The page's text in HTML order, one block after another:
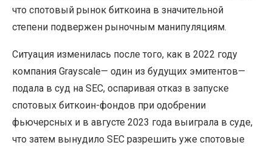
что спотовый рынок биткоина в значительной
степени подвержен рыночным манипуляциям.
Ситуация изменилась после того, как в 2022 году
компания Grayscale— один из будущих эмитентов—
подала в суд на SEC, оспаривая отказ в запуске
спотовых биткоин-фондов при одобрении
фьючерсных и в августе 2023 года выиграла в суде,
что затем вынудило SEC разрешить уже спотовые